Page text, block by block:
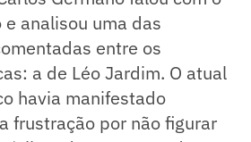
e analisou uma das
entre os
a de Léo Jardim. O atual
havia manifestado
frustração por não figurar